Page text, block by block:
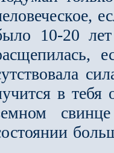
10-20
в тебя